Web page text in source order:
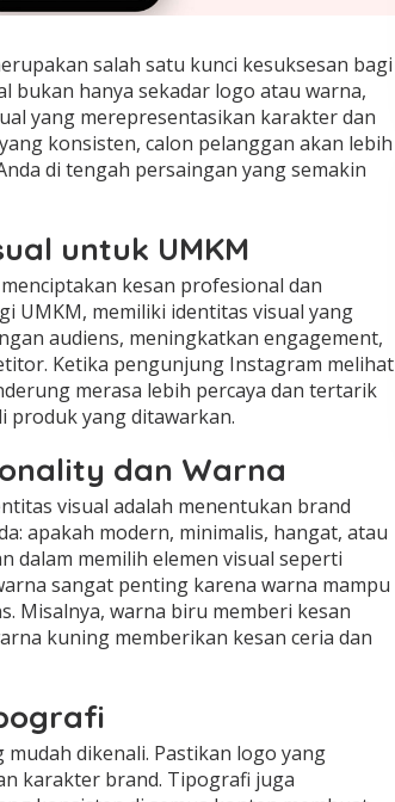
salah satu kunci kesuksesan bagi
bukan hanya sekadar logo atau warna,
yang merepresentasikan karakter dan
konsisten, calon pelanggan akan lebih
di tengah persaingan yang semakin
untuk UMKM
kesan profesional dan
UMKM, memiliki identitas visual yang
audiens, meningkatkan engagement,
Ketika pengunjung Instagram melihat
merasa lebih percaya dan tertarik
produk yang ditawarkan.
dan Warna
visual adalah menentukan brand
apakah modern, minimalis, hangat, atau
dalam memilih elemen visual seperti
sangat penting karena warna mampu
Misalnya, warna biru memberi kesan
kuning memberikan kesan ceria dan
dikenali. Pastikan logo yang
karakter brand. Tipografi juga